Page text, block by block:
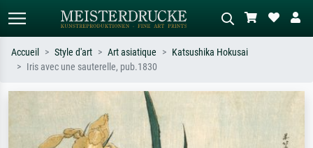
Recherchez par artiste, titre ou style –
ex. Monet, Nuit étoilée,
impressionnisme, vague de Hokusai,
nu.
tableau sombre, nu debout près d'un
Accueil Style d'art Art asiatique
Katsushika Hokusai
Iris avec une sauterelle, pub.1830